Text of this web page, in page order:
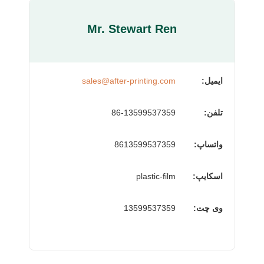
Mr. Stewart Ren
ایمیل: sales@after-printing.com
تلفن: 86-13599537359
واتساپ: 8613599537359
اسکایپ: plastic-film
وی چت: 13599537359